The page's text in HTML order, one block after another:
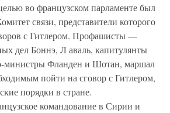
во французском парламенте был
связи, представители которого
с Гитлером. Профашисты —
дел Боннэ, Л аваль, капитулянты
Фланден и Шотан, маршал
пойти на сговор с Гитлером,
порядки в стране.
командование в Сирии и